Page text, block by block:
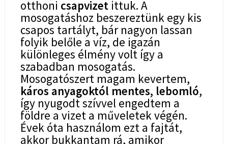
otthoni csapvizetittuk. A
mosogatáshoz beszereztünk egy kis
csapos tartályt, bár nagyon lassan
folyik belőle a víz, de igazán
különleges élmény volt így a
szabadban mosogatás.
Mosogatószert magam kevertem,
káros anyagoktól mentes, lebomló,
így nyugodt szívvel engedtem a
földre a vizet a műveletek végén.
Évek óta használom ezt a fajtát,
akkor bukkantam rá, amikor